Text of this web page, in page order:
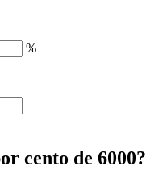
%
cento de 6000?